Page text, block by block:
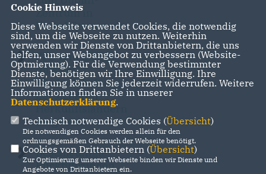
Zentrum in
Eisenhüttenstadt
SPD und LINKE
müssen
Blockadehaltung
bei sicheren
Herkunftsländern
aufgeben
Beschleunigte
Rückführungen
Cookie Hinweis
Diese Webseite verwendet Cookies, die notwendig
sind, um die Webseite zu nutzen. Weiterhin
verwenden wir Dienste von Drittanbietern, die uns
helfen, unser Webangebot zu verbessern (Website-
Optmierung). Für die Verwendung bestimmter
Dienste, benötigen wir Ihre Einwilligung. Ihre
Einwilligung können Sie jederzeit widerrufen. Weitere
Informationen finden Sie in unserer
Datenschutzerklärung.
Technisch notwendige Cookies (Übersicht)
Die notwendigen Cookies werden allein für den
ordnungsgemäßen Gebrauch der Webseite benötigt.
Cookies von Drittanbietern (Übersicht)
Zur Optimierung unserer Webseite binden wir Dienste und
Angebote von Drittanbietern ein.